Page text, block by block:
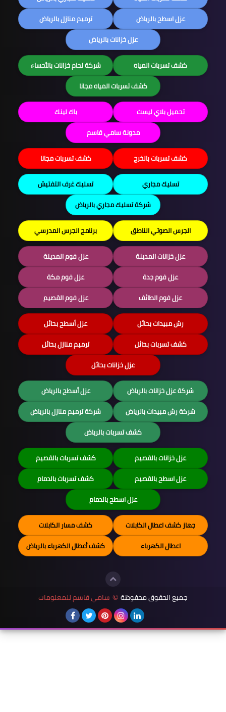
عزل اسطح بالرياض
ترميم منازل بالرياض
عزل خزانات بالرياض
كشف تسربات المياه
شركة لحام خزانات بالأحساء
كشف تسربات المياه مجانا
تحميل بلاي ليست
باك لينك
مدونة سامي قاسم
كشف تسربات بالخرج كشف تسربات مجانا
تسليك مجاري
تسليك غرف التفتيش
شركة تسليك مجاري بالرياض
الجرس الصوتي الناطق برنامج الجرس المدرسي
عزل خزانات المدينة
عزل فوم المدينة
عزل فوم جدة
عزل فوم مكة
عزل فوم الطائف
عزل فوم القصيم
رش مبيدات بحائل
عزل أسطح بحائل
كشف تسربات بحائل
ترميم منازل بحائل
عزل خزانات بحائل
شركة عزل خزانات بالرياض
عزل أسطح بالرياض
شركة رش مبيدات بالرياض
شركة ترميم منازل بالرياض
كشف تسربات بالرياض
عزل خزانات بالقصيم
كشف تسربات بالقصيم
عزل اسطح بالقصيم
كشف تسربات بالدمام
عزل اسطح بالدمام
جهاز كشف اعطال الكابلات
كشف مسار الكابلات
اعطال الكهرباء
كشف أعطال الكهرباء بالرياض
جميع الحقوق محفوظة © سامي قاسم للمعلومات